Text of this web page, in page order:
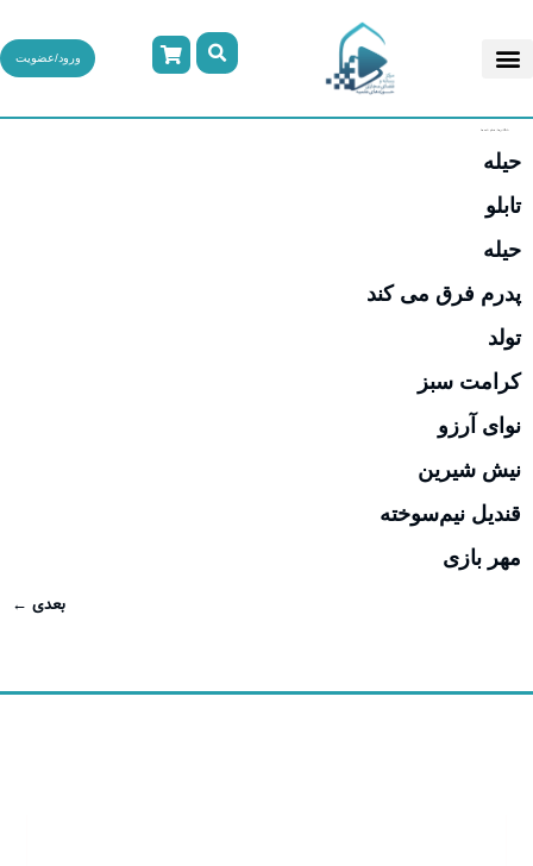
ورود/عضویت
حیله
تابلو
حیله
پدرم فرق می کند
تولد
کرامت سبز
نوای آرزو
نیش شیرین
قندیل‌ نیم‌سوخته
مهر بازی
بعدی ←